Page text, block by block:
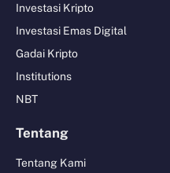
Investasi Kripto
Investasi Emas Digital
Gadai Kripto
Institutions
NBT
Tentang
Tentang Kami